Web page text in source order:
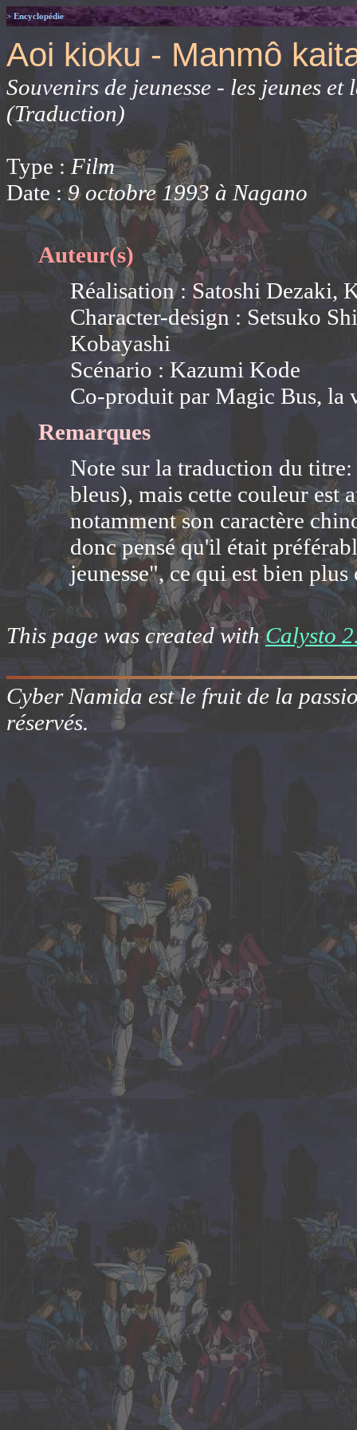
> Encyclopédie
Aoi kioku - Manmô
Souvenirs de jeunesse - les jeunes
(Traduction)
Type :Film
Date :9 octobre 1993 à Nagano
Auteur(s)
Réalisation : Satoshi Dezaki,
Character-design : Setsuko
Kobayashi
Scénario : Kazumi Kode
Co-produit par Magic Bus, la
Remarques
Note sur la traduction du
bleus), mais cette couleur est
notamment son caractère
donc pensé qu'il était
jeunesse", ce qui est bien
This page was created withCalysto
Cyber Namida est le fruit de la
réservés.